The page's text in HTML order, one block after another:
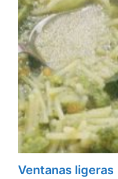
Ventanas ligeras